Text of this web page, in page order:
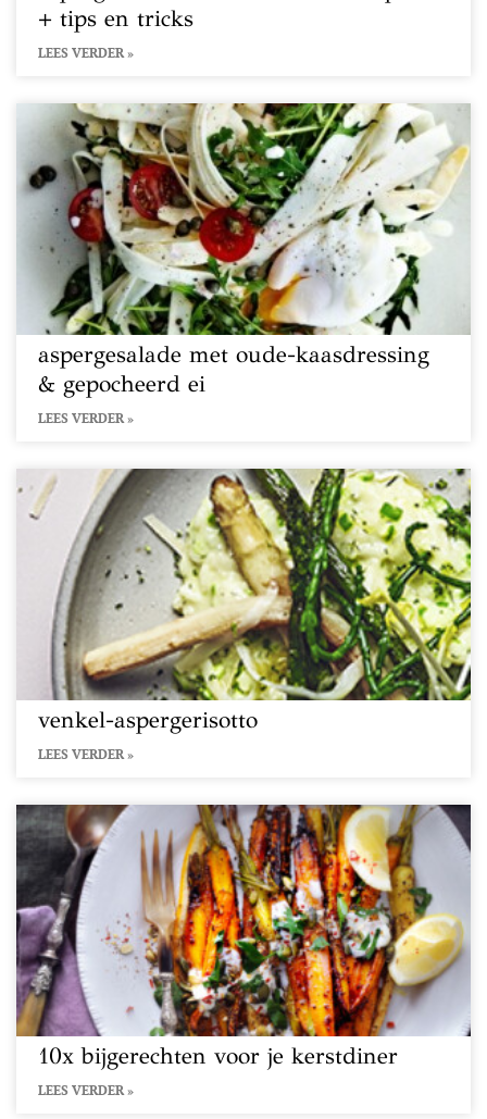
+ tips en tricks
LEES VERDER »
aspergesalade met oude-kaasdressing
& gepocheerd ei
LEES VERDER »
venkel-aspergerisotto
LEES VERDER »
10x bijgerechten voor je kerstdiner
LEES VERDER »